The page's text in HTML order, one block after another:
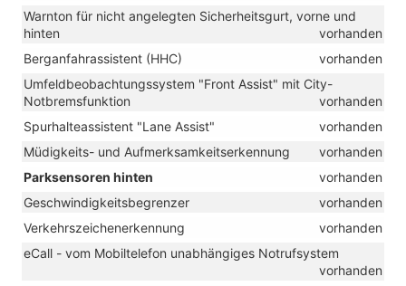
Warnton für nicht angelegten Sicherheitsgurt, vorne und
hinten
vorhanden
Berganfahrassistent (HHC)
vorhanden
Umfeldbeobachtungssystem "Front Assist" mit City-
Notbremsfunktion
vorhanden
Spurhalteassistent "Lane Assist"
vorhanden
Müdigkeits- und Aufmerksamkeitserkennung
vorhanden
Parksensoren hinten
vorhanden
Geschwindigkeitsbegrenzer
vorhanden
Verkehrszeichenerkennung
vorhanden
eCall - vom Mobiltelefon unabhängiges Notrufsystem
vorhanden